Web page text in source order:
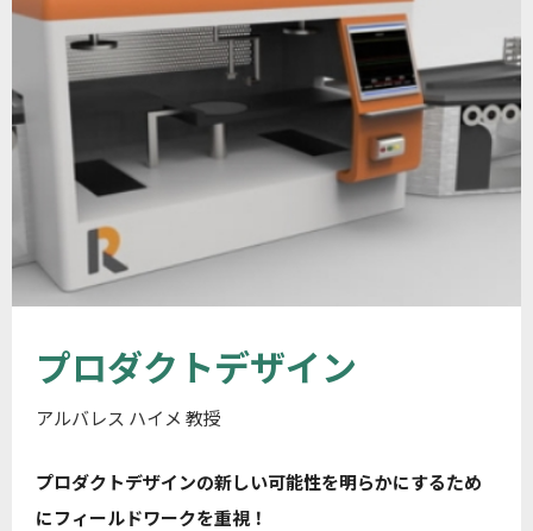
プロダクトデザイン
アルバレス ハイメ 教授
プロダクトデザインの新しい可能性を明らかにするため
にフィールドワークを重視！